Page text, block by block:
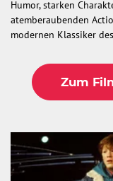
Humor, starken
atemberaubenden
modernen Klassiker
Zum